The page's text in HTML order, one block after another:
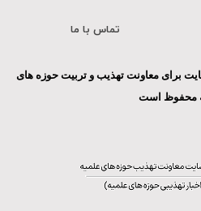
تماس با ما
برای معاونت تهذیب و تربیت حوزه های
محفوظ است